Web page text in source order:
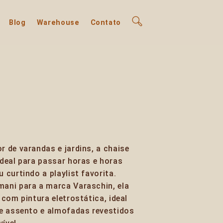
Blog Warehouse Contato
de varandas e jardins, a chaise
para passar horas e horas
curtindo a playlist favorita.
para a marca Varaschin, ela
pintura eletrostática, ideal
assento e almofadas revestidos